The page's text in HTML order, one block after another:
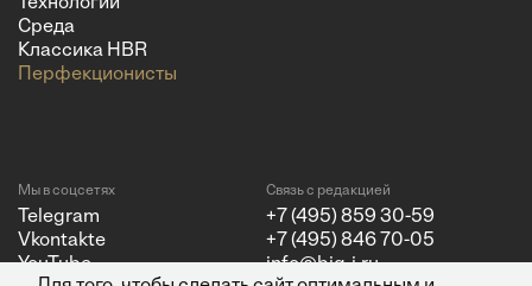
Технологии
Среда
Классика HBR
Перфекционисты
Мы в соцсетях
Telegram
Vkontakte
YouTube
Связь с редакцией
+7 (495) 859 30-59
+7 (495) 846 70-05
info@big-i.ru